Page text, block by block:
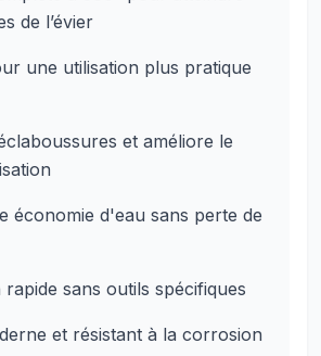
de l’évier
une utilisation plus pratique
et améliore le
économie d'eau sans perte de
sans outils spécifiques
et résistant à la corrosion